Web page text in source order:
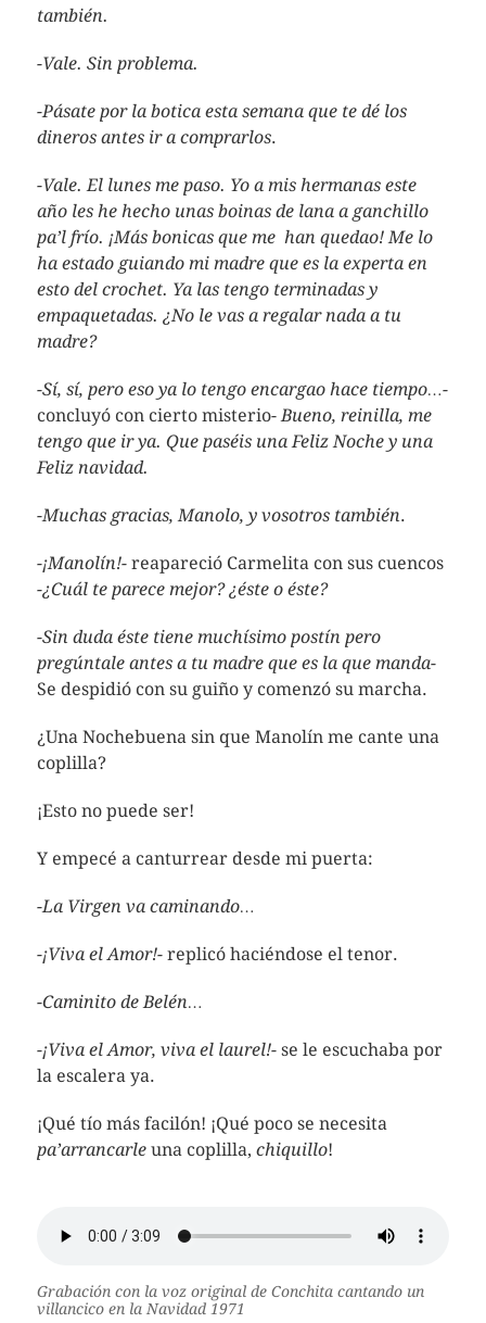
también.
-Vale. Sin problema.
-Pásate por la botica esta semana que te dé los
dineros antes ir a comprarlos.
-Vale. El lunes me paso. Yo a mis hermanas este
año les he hecho unas boinas de lana a ganchillo
pa’l frío. ¡Más bonicas que me han quedao! Me lo
ha estado guiando mi madre que es la experta en
esto del crochet. Ya las tengo terminadas y
empaquetadas. ¿No le vas a regalar nada a tu
madre?
-Sí, sí, pero eso ya lo tengo encargao hace tiempo…-
concluyó con cierto misterio-Bueno, reinilla, me
tengo que ir ya. Que paséis una Feliz Noche y una
Feliz navidad.
-Muchas gracias, Manolo, y vosotros también.
-¡Manolín!-reapareció Carmelita con sus cuencos
-¿Cuál te parece mejor? ¿éste o éste?
-Sin duda éste tiene muchísimo postín pero
pregúntale antes a tu madre que es la que manda-
Se despidió con su guiño y comenzó su marcha.
¿Una Nochebuena sin que Manolín me cante una
coplilla?
¡Esto no puede ser!
Y empecé a canturrear desde mi puerta:
-La Virgen va caminando…
-¡Viva el Amor!- replicó haciéndose el tenor.
-Caminito de Belén…
-¡Viva el Amor, viva el laurel!-se le escuchaba por
la escalera ya.
¡Qué tío más facilón! ¡Qué poco se necesita
pa’arrancarleuna coplilla, chiquillo!
Grabación con la voz original de Conchita cantando un
villancico en la Navidad 1971